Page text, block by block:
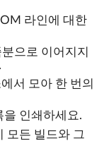
라인에 대한
으로 이어지지
서 모아 한 번의
을 인쇄하세요.
모든 빌드와 그